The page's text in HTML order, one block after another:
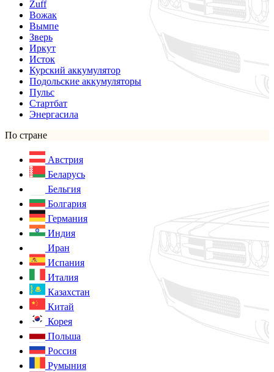
Zuff
Вожак
Вымпе
Зверь
Иркут
Исток
Курский аккумулятор
Подольские аккумуляторы
Пульс
Стартбат
Энергасила
По стране
Австрия
Беларусь
Бельгия
Болгария
Германия
Индия
Иран
Испания
Италия
Казахстан
Китай
Корея
Польша
Россия
Румыния